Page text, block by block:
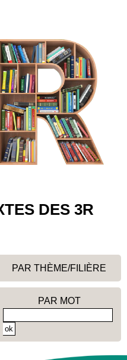
DES 3R
PAR THÈME/FILIÈRE
PAR MOT